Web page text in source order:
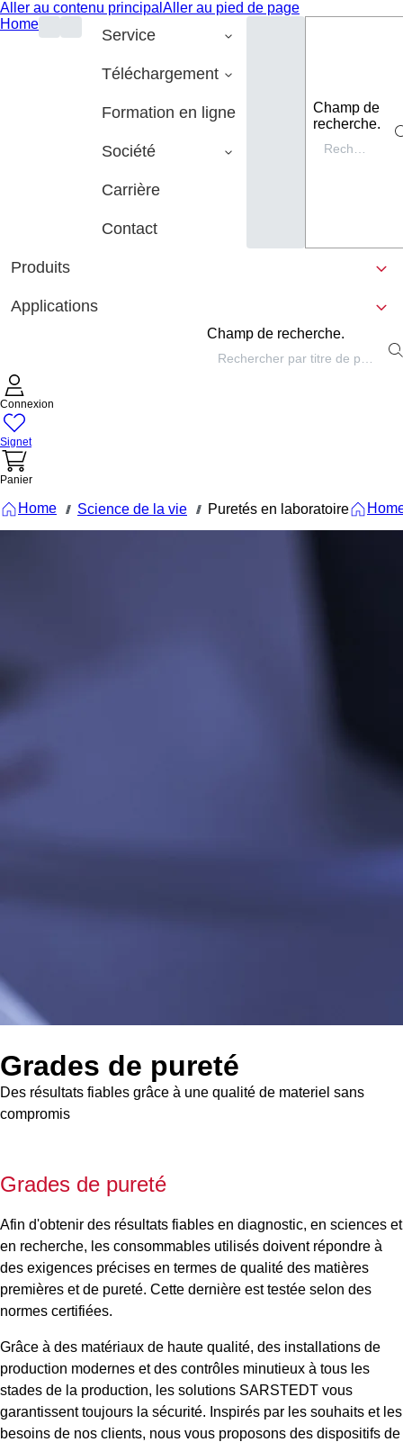
Aller au contenu principal Aller au pied de page
Home
Service
Téléchargement
Formation en ligne
Société
Carrière
Contact
Champ de
recherche.
Produits
Applications
Champ de recherche.
Connexion
Signet
Panier
Home /// Science de la vie /// Puretés en laboratoire
Grades de pureté
Des résultats fiables grâce à une qualité de materiel sans
compromis
Grades de pureté
Afin d'obtenir des résultats fiables en diagnostic, en sciences et
en recherche, les consommables utilisés doivent répondre à
des exigences précises en termes de qualité des matières
premières et de pureté. Cette dernière est testée selon des
normes certifiées.
Grâce à des matériaux de haute qualité, des installations de
production modernes et des contrôles minutieux à tous les
stades de la production, les solutions SARSTEDT vous
garantissent toujours la sécurité. Inspirés par les souhaits et les
besoins de nos clients, nous vous proposons des dispositifs de